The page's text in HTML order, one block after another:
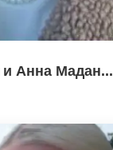
Анна Мадан...